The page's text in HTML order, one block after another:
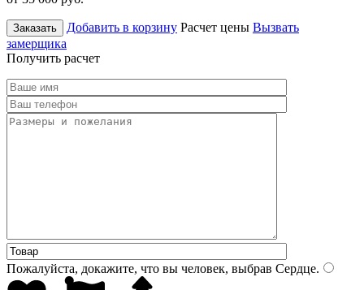
Заказать Добавить в корзину Расчет цены Вызвать
замерщика
Получить расчет
Пожалуйста, докажите, что вы человек, выбрав Сердце.